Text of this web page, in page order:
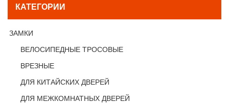
КАТЕГОРИИ
ЗАМКИ
ВЕЛОСИПЕДНЫЕ ТРОСОВЫЕ
ВРЕЗНЫЕ
ДЛЯ КИТАЙСКИХ ДВЕРЕЙ
ДЛЯ МЕЖКОМНАТНЫХ ДВЕРЕЙ